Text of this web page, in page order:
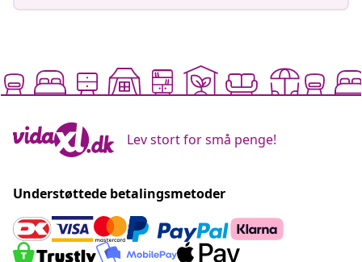
Lev stort for små penge!
Understøttede betalingsmetoder